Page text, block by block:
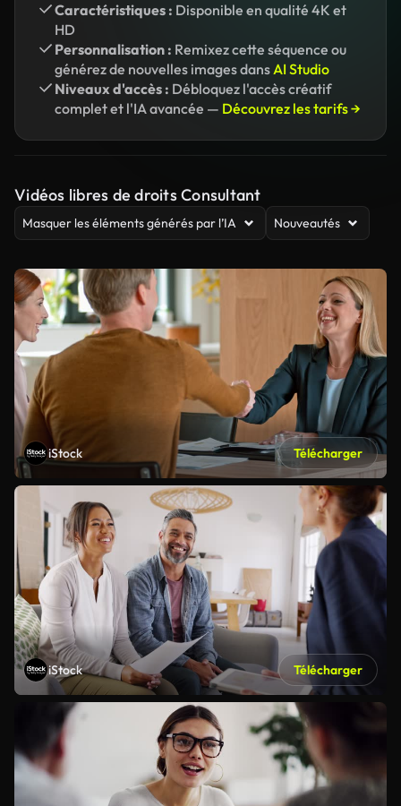
Caractéristiques : Disponible en qualité 4K et
HD
Personnalisation : Remixez cette séquence ou
générez de nouvelles images dansAI Studio
Niveaux d'accès : Débloquez l'accès créatif
complet et l'IA avancée — Découvrez les tarifs →
Vidéos libres de droits Consultant
Masquer les éléments générés par l’IA Nouveautés
iStock Télécharger
iStock Télécharger